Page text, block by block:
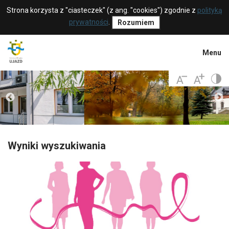
Strona korzysta z "ciasteczek" (z ang. "cookies") zgodnie z polityką
prywatności
Rozumiem
Menu
Wyniki wyszukiwania